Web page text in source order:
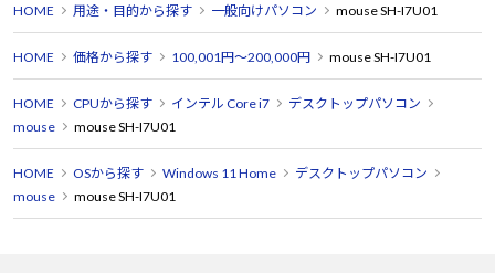
HOME 用途・目的から探す 一般向けパソコン mouse SH-I7U01
HOME 価格から探す 100,001円～200,000円 mouse SH-I7U01
HOME CPUから探す インテル Core i7
デスクトップパソコン
mouse
mouse SH-I7U01
HOME OSから探す Windows 11 Home
デスクトップパソコン
mouse
mouse SH-I7U01